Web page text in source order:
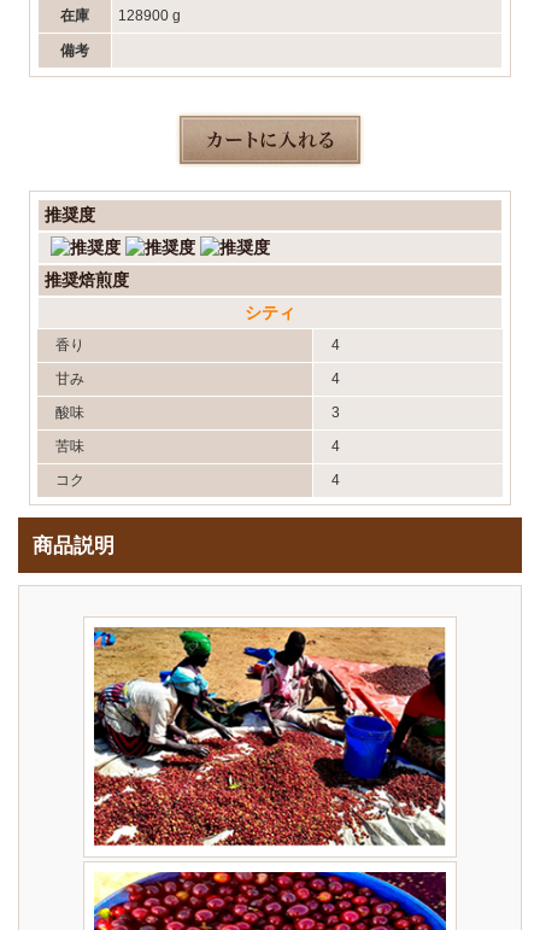
在庫 128900 g
備考
推奨度
推奨焙煎度
シティ
香り
4
甘み
4
酸味
3
苦味
4
コク
4
商品説明